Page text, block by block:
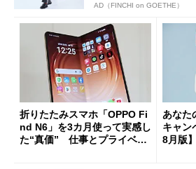
AD（FINCHI on GOETHE）
折りたたみスマホ「OPPO Fi
nd N6」を3カ月使って実感し
た“真価” 仕事とプライベー
あなた
キャン
8月版